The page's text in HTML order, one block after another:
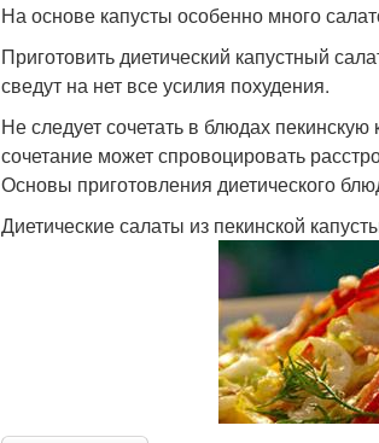
На основе капусты особенно много
Приготовить диетический капустный
сведут на нет все усилия похудения.
Не следует сочетать в блюдах
сочетание может спровоцировать
Основы приготовления диетического
Диетические салаты из пекинской